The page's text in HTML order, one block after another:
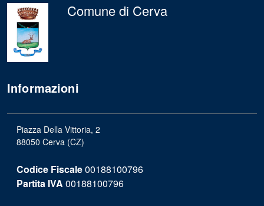
Comune di Cerva
Informazioni
Piazza Della Vittoria, 2
88050 Cerva (CZ)
Codice Fiscale00188100796
Partita IVA 00188100796